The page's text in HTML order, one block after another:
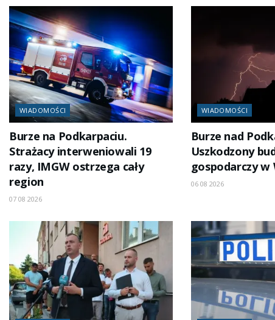
WIADOMOŚCI
Burze na Podkarpaciu.
Strażacy interweniowali 19
razy, IMGW ostrzega cały
region
07 08 2026
WIADOMOŚCI
Burze nad
Uszkodzony
gospodarczy w
06 08 2026